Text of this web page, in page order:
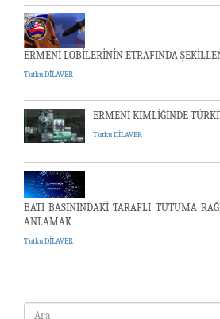
ERMENİ LOBİLERİNİN ETRAFINDA
Tutku DİLAVER
ERMENİ KİMLİĞİNDE
Tutku DİLAVER
BATI BASININDAKİ TARAFLI TUTUMA
ANLAMAK
Tutku DİLAVER